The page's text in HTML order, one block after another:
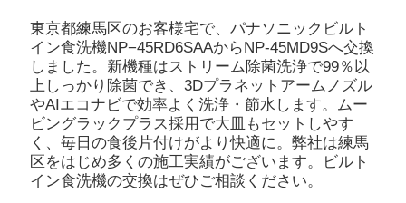
東京都練馬区のお客様宅で、パナソニックビルト
イン食洗機NP−45RD6SAAからNP-45MD9Sへ交換
しました。新機種はストリーム除菌洗浄で99％以
上しっかり除菌でき、3Dプラネットアームノズル
やAIエコナビで効率よく洗浄・節水します。ムー
ビングラックプラス採用で大皿もセットしやす
く、毎日の食後片付けがより快適に。弊社は練馬
区をはじめ多くの施工実績がございます。ビルト
イン食洗機の交換はぜひご相談ください。